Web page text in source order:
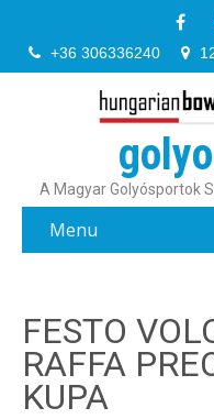
+36 306336240
A Magyar Golyósportok
Menu
FESTO
RAFFA
KUPA